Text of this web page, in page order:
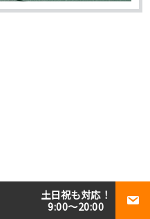
土日祝も対応！
9:00～20:00